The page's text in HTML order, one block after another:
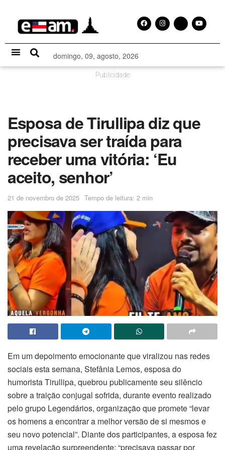
domingo, 09, agosto, 2026
Publicidade
Esposa de Tirullipa diz que
precisava ser traída para
receber uma vitória: ‘Eu
aceito, senhor’
21 de novembro de 2025 Tempo de leitura: 2 min
Em um depoimento emocionante que viralizou nas redes
sociais esta semana, Stefânia Lemos, esposa do
humorista Tirullipa, quebrou publicamente seu silêncio
sobre a traição conjugal sofrida, durante evento realizado
pelo grupo Legendários, organização que promete “levar
os homens a encontrar a melhor versão de si mesmos e
seu novo potencial”. Diante dos participantes, a esposa fez
uma revelação surpreendente: “precisava passar por